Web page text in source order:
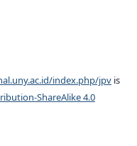
index.php/jpvis
ShareAlike 4.0